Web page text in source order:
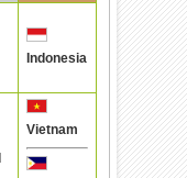
Indonesia
Vietnam